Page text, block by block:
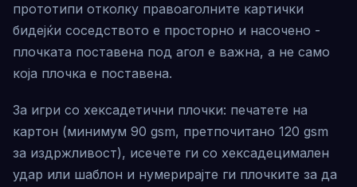
прототипи отколку правоаголните картички
бидејќи соседството е просторно и насочено -
плочката поставена под агол е важна, а не само
која плочка е поставена.
За игри со хексадетични плочки: печатете на
картон (минимум 90 gsm, претпочитано 120 gsm
за издржливост), исечете ги со хексадецимален
удар или шаблон и нумерирајте ги плочките за да